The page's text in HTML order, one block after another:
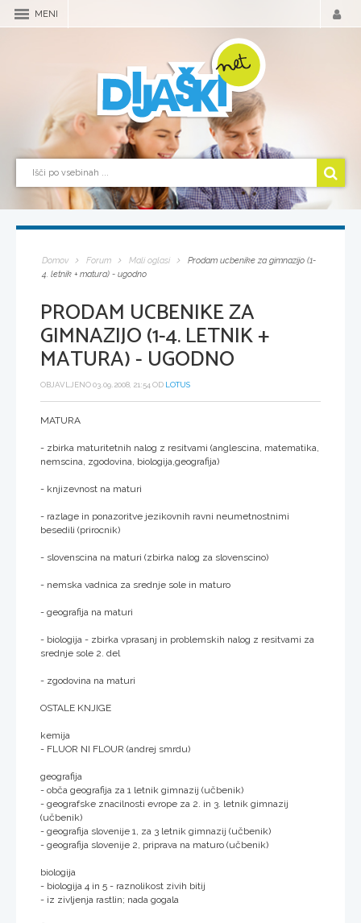
MENI
Domov Forum Mali oglasi
Prodam ucbenike za gimnazijo (1-
4. letnik + matura) - ugodno
PRODAM UCBENIKE ZA
GIMNAZIJO (1-4. LETNIK +
MATURA) - UGODNO
OBJAVLJENO 03.09.2008, 21:54 OD LOTUS
MATURA
- zbirka maturitetnih nalog z resitvami (anglescina, matematika,
nemscina, zgodovina, biologija,geografija)
- knjizevnost na maturi
- razlage in ponazoritve jezikovnih ravni neumetnostnimi
besedili (prirocnik)
- slovenscina na maturi (zbirka nalog za slovenscino)
- nemska vadnica za srednje sole in maturo
- geografija na maturi
- biologija - zbirka vprasanj in problemskih nalog z resitvami za
srednje sole 2. del
- zgodovina na maturi
OSTALE KNJIGE
kemija
- FLUOR NI FLOUR (andrej smrdu)
geografija
- obča geografija za 1 letnik gimnazij (učbenik)
- geografske znacilnosti evrope za 2. in 3. letnik gimnazij
(učbenik)
- geografija slovenije 1, za 3 letnik gimnazij (učbenik)
- geografija slovenije 2, priprava na maturo (učbenik)
biologija
- biologija 4 in 5 - raznolikost zivih bitij
- iz zivljenja rastlin; nada gogala